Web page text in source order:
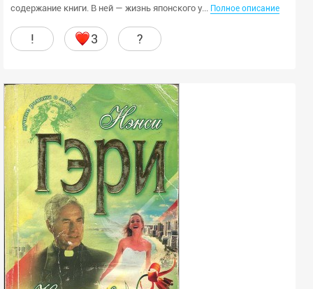
содержание книги. В ней — жизнь японского у...
Полное описание
! 3 ?